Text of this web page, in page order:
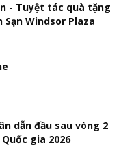
- Tuyệt tác quà tặng
Windsor Plaza
dẫn đầu sau vòng 2
gia 2026